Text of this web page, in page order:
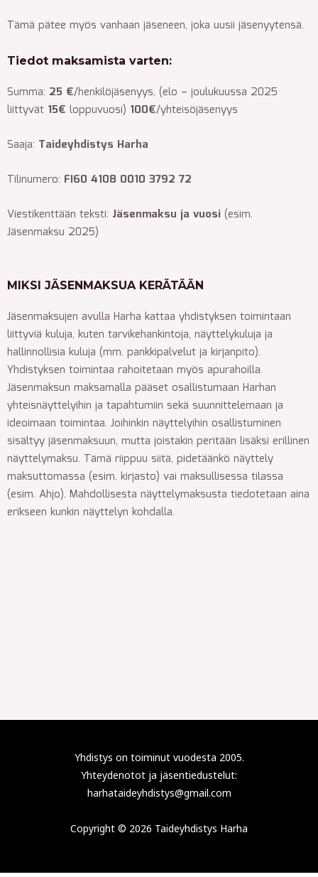
Tämä pätee myös vanhaan jäseneen, joka uusii jäsenyytensä.
Tiedot maksamista varten:
Summa: 25 €/henkilöjäsenyys, (elo – joulukuussa 2025
liittyvät 15€ loppuvuosi) 100€/yhteisöjäsenyys
Saaja: Taideyhdistys Harha
Tilinumero: FI60 4108 0010 3792 72
Viestikenttään teksti: Jäsenmaksu ja vuosi (esim.
Jäsenmaksu 2025)
MIKSI JÄSENMAKSUA KERÄTÄÄN
Jäsenmaksujen avulla Harha kattaa yhdistyksen toimintaan
liittyviä kuluja, kuten tarvikehankintoja, näyttelykuluja ja
hallinnollisia kuluja (mm. pankkipalvelut ja kirjanpito).
Yhdistyksen toimintaa rahoitetaan myös apurahoilla.
Jäsenmaksun maksamalla pääset osallistumaan Harhan
yhteisnäyttelyihin ja tapahtumiin sekä suunnittelemaan ja
ideoimaan toimintaa. Joihinkin näyttelyihin osallistuminen
sisältyy jäsenmaksuun, mutta joistakin peritään lisäksi erillinen
näyttelymaksu. Tämä riippuu siitä, pidetäänkö näyttely
maksuttomassa (esim. kirjasto) vai maksullisessa tilassa
(esim. Ahjo). Mahdollisesta näyttelymaksusta tiedotetaan aina
erikseen kunkin näyttelyn kohdalla.
Yhdistys on toiminut vuodesta 2005.
Yhteydenotot ja jäsentiedustelut:
harhataideyhdistys@gmail.com
Copyright © 2026 Taideyhdistys Harha